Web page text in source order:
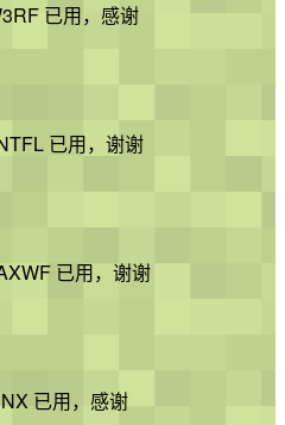
已用，感谢
已用，谢谢
已用，谢谢
已用，感谢